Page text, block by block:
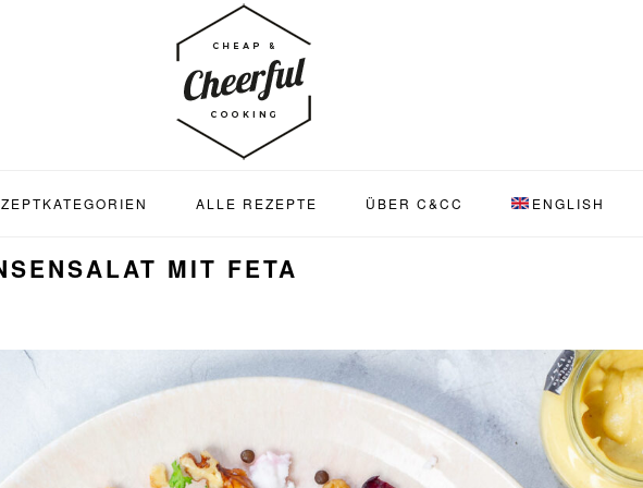
ALLE REZEPTE ÜBER C&CC ENGLISH
MIT FETA